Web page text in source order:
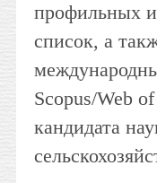
профильных
список, а
Scopus/Web
кандидата